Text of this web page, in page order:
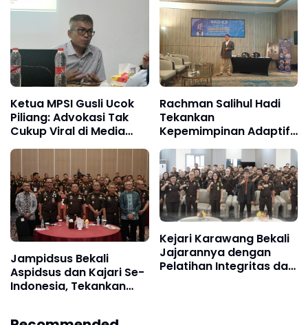
Ketua MPSI Gusli Ucok
Piliang: Advokasi Tak
Cukup Viral di Media
Sosial, Harus Diperkuat
Data dan Riset
Rachman Salihul Hadi
Tekankan
Kepemimpinan Adaptif
di Era Public Relations
5.0
Jampidsus Bekali
Aspidsus dan Kajari Se-
Indonesia, Tekankan
Kejari Karawang Bekali
Jajarannya dengan
Pelatihan Integritas dan